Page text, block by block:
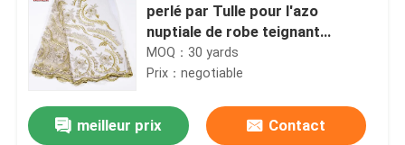
perlé par Tulle pour l'azo
nuptiale de robe teignant
librement
MOQ：30 yards
Prix：negotiable
meilleur prix Contact